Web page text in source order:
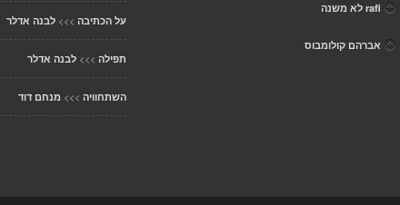
על הכתיבה >>> לבנה אדלר
תפילה >>> לבנה אדלר
השתחוויה >>> מנחם דוד
rafi לא משנה
אברהם קולומבוס